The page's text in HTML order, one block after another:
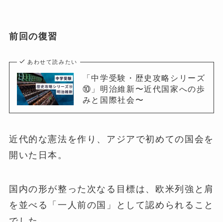
前回の復習
あわせて読みたい
「中学受験・歴史攻略シリーズ
⑩」明治維新〜近代国家への歩
みと国際社会〜
近代的な憲法を作り、アジアで初めての国会を
開いた日本。
国内の形が整った次なる目標は、欧米列強と肩
を並べる「一人前の国」として認められること